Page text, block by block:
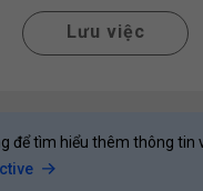
Lưu việc
để tìm hiểu thêm thông